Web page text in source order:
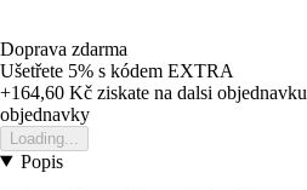
Doprava zdarma
Ušetřete 5% s kódem EXTRA
+164,60 Kč ziskate na dalsi objednavku
objednavky
Loading...
Popis